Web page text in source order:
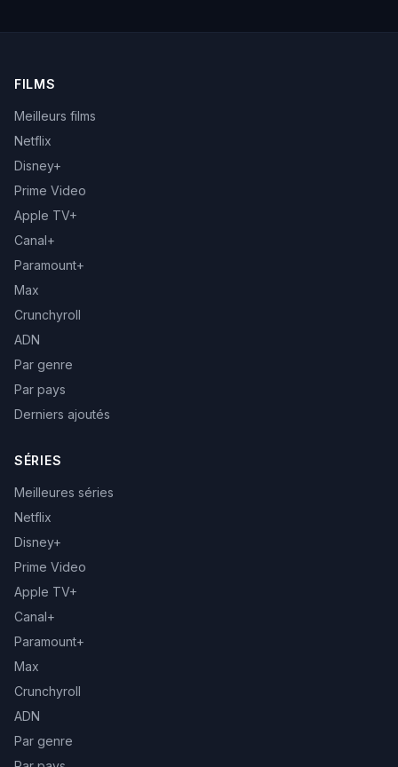
FILMS
Meilleurs films
Netflix
Disney+
Prime Video
Apple TV+
Canal+
Paramount+
Max
Crunchyroll
ADN
Par genre
Par pays
Derniers ajoutés
SÉRIES
Meilleures séries
Netflix
Disney+
Prime Video
Apple TV+
Canal+
Paramount+
Max
Crunchyroll
ADN
Par genre